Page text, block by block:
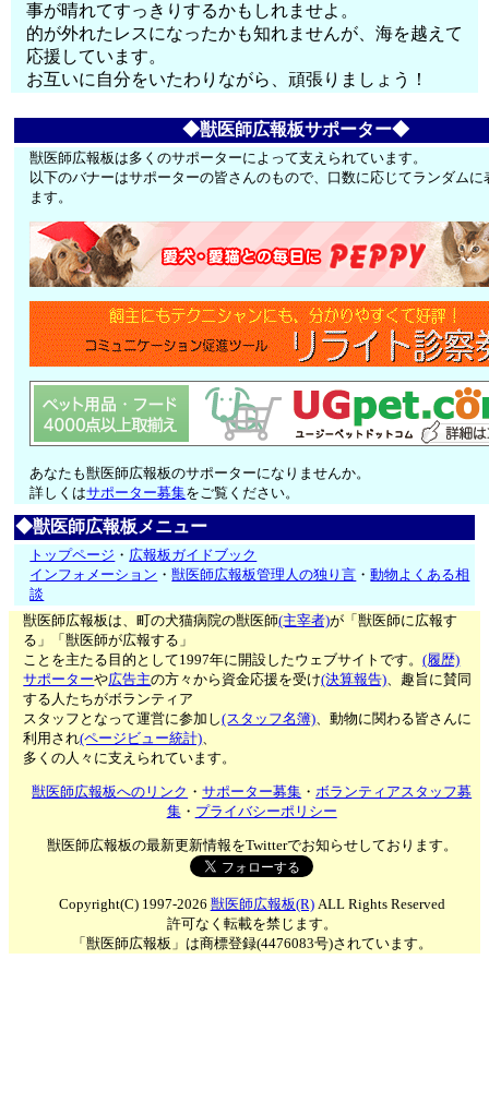
事が晴れてすっきりするかもしれませよ。
的が外れたレスになったかも知れませんが、海を越えて
応援しています。
お互いに自分をいたわりながら、頑張りましょう！
◆獣医師広報板サポーター◆
獣医師広報板は多くのサポーターによって支えられています。
以下のバナーはサポーターの皆さんのもので、口数に応じてランダムに
ます。
あなたも獣医師広報板のサポーターになりませんか。
詳しくはサポーター募集をご覧ください。
◆獣医師広報板メニュー
トップページ ・ 広報板ガイドブック
インフォメーション ・獣医師広報板管理人の独り言 ・動物よくある相
談
獣医師広報板は、町の犬猫病院の獣医師(主宰者)が「獣医師に広報す
る」「獣医師が広報する」
ことを主たる目的として1997年に開設したウェブサイトです。(履歴)
サポーターや広告主の方々から資金応援を受け(決算報告)、趣旨に賛同
する人たちがボランティア
スタッフとなって運営に参加し(スタッフ名簿)、動物に関わる皆さんに
利用され(ページビュー統計)、
多くの人々に支えられています。
獣医師広報板へのリンク ・サポーター募集 ・ボランティアスタッフ募
集・ プライバシーポリシー
獣医師広報板の最新更新情報をTwitterでお知らせしております。
Copyright(C) 1997-2026 獣医師広報板(R)ALL Rights Reserved
許可なく転載を禁じます。
「獣医師広報板」は商標登録(4476083号)されています。